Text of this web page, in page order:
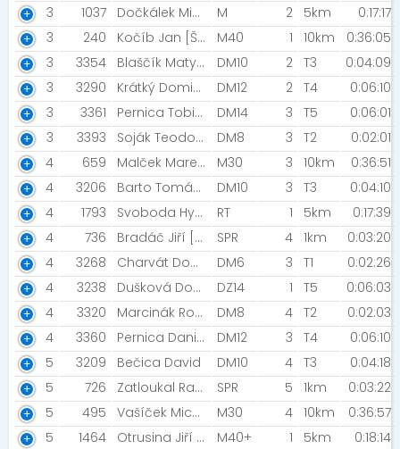
3 1037 Dočkálek Michal [MIZUNO TEAM] M 2 5km
0:17:17
3
240 Kočíb Jan [Štefko Running Team] M40 1 10km
0:36:05
3
3354 Blaščík Matyáš [TK Prostějov] DM10 2 T3
0:04:09
3
3290 Krátký Dominik DM12 2 T4
0:06:10
3
3361 Pernica Tobias [ReMa Family] DM14 3 T5
0:06:01
3
3393 Soják Teodor Jan DM8 3 T2
0:02:01
4
659 Malček Marek [AK Zdravie v pohybe Lučatín] M30 3 10km
0:36:51
4
3206 Barto Tomáš [SDH Krasice ] DM10 3 T3
0:04:10
4
1793 Svoboda Hynek [Svoboďáci] RT 1 5km
0:17:39
4
736 Bradáč Jiří [A.C. SPARTA PRAHA] SPR 4 1km
0:03:20
4
3268 Charvát Dominik [I love run] DM6 3 T1
0:02:26
4
3238 Dušková Dominika DZ14 1 T5
0:06:03
4
3320 Marcinák Roman [PZteam] DM8 4 T2
0:02:03
4
3360 Pernica Daniel [ReMa Family] DM12 3 T4
0:06:10
5
3209 Bečica David DM10 4 T3
0:04:18
5
726 Zatloukal Radim SPR 5 1km
0:03:22
5
495 Vašíček Michal [SK Haná Orienteering] M30 4 10km
0:36:57
5
1464 Otrusina Jiří [Atletika Alojzov] M40+ 1 5km
0:18:14